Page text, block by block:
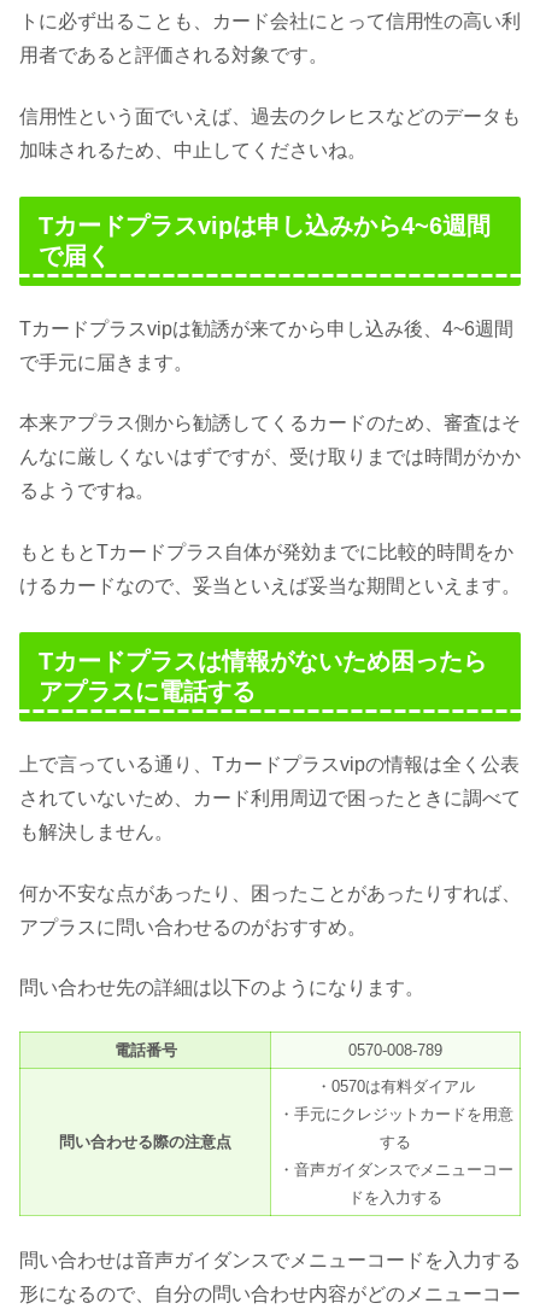
トに必ず出ることも、カード会社にとって信用性の高い利
用者であると評価される対象です。
信用性という面でいえば、過去のクレヒスなどのデータも
加味されるため、中止してくださいね。
Tカードプラスvipは申し込みから4~6週間
で届く
Tカードプラスvipは勧誘が来てから申し込み後、4~6週間
で手元に届きます。
本来アプラス側から勧誘してくるカードのため、審査はそ
んなに厳しくないはずですが、受け取りまでは時間がかか
るようですね。
もともとTカードプラス自体が発効までに比較的時間をか
けるカードなので、妥当といえば妥当な期間といえます。
Tカードプラスは情報がないため困ったら
アプラスに電話する
上で言っている通り、Tカードプラスvipの情報は全く公表
されていないため、カード利用周辺で困ったときに調べて
も解決しません。
何か不安な点があったり、困ったことがあったりすれば、
アプラスに問い合わせるのがおすすめ。
問い合わせ先の詳細は以下のようになります。
電話番号 0570-008-789
問い合わせる際の注意点
・0570は有料ダイアル
・手元にクレジットカードを用意
する
・音声ガイダンスでメニューコー
ドを入力する
問い合わせは音声ガイダンスでメニューコードを入力する
形になるので、自分の問い合わせ内容がどのメニューコー